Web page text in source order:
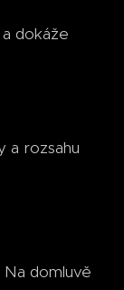
dokáže
a rozsahu
domluvě